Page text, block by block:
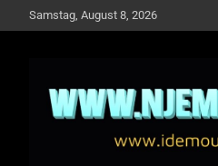
to
Samstag, August 8, 2026